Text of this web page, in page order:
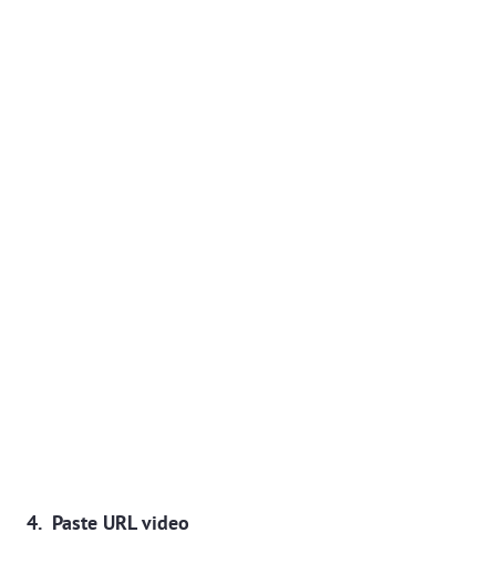
Paste URL video